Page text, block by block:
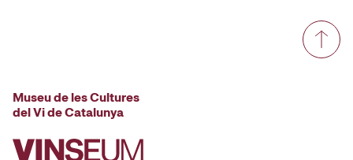
Museu de les Cultures
del Vi de Catalunya